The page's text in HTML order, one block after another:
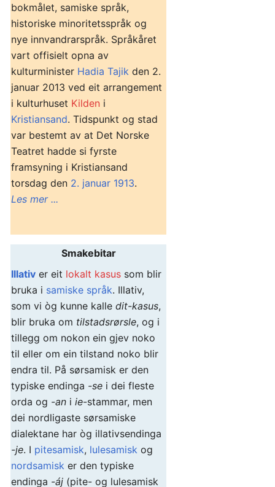
bokmålet, samiske språk,
historiske minoritetsspråk og
nye innvandrarspråk. Språkåret
vart offisielt opna av
kulturminister Hadia Tajik den 2.
januar 2013 ved eit arrangement
i kulturhuset Kilden i
Kristiansand. Tidspunkt og stad
var bestemt av at Det Norske
Teatret hadde si fyrste
framsyning i Kristiansand
torsdag den 2. januar 1913.
Les mer ...
Smakebitar
Illativ er eit lokalt kasus som blir
bruka i samiske språk. Illativ,
som vi òg kunne kalle dit-kasus,
blir bruka om tilstadsrørsle, og i
tillegg om nokon ein gjev noko
til eller om ein tilstand noko blir
endra til. På sørsamisk er den
typiske endinga -se i dei fleste
orda og -an i ie-stammar, men
dei nordligaste sørsamiske
dialektane har òg illativsendinga
-je. I pitesamisk, lulesamisk og
nordsamisk er den typiske
endinga -áj (pite- og lulesamisk